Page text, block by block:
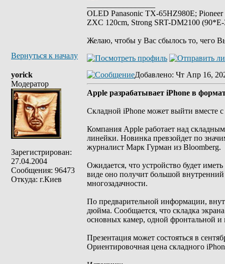
OLED Panasonic TX-65HZ980E;
ZXC 120cm, Strong SRT-DM2100
Желаю, чтобы у Вас сбылось то, чего
Вернуться к началу
yorick
Модератор
Зарегистрирован:
27.04.2004
Сообщения: 96473
Откуда: г.Киев
Добавлено: Чт Апр 16,
Apple разрабатывает iPhone в
Складной iPhone может выйти вместе
Компания Apple работает над
линейки. Новинка превзойдет по
журналист Марк Гурман из Bloomberg.
Ожидается, что устройство будет
виде оно получит большой
многозадачности.
По предварительной информации,
дюйма. Сообщается, что складка
основных камер, одной фронтальной и
Презентация может состояться в
Ориентировочная цена складного